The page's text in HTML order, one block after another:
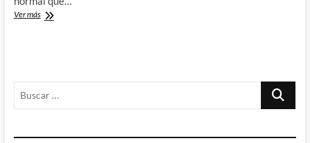
Ver másDescubriendo
Robots
Buscar